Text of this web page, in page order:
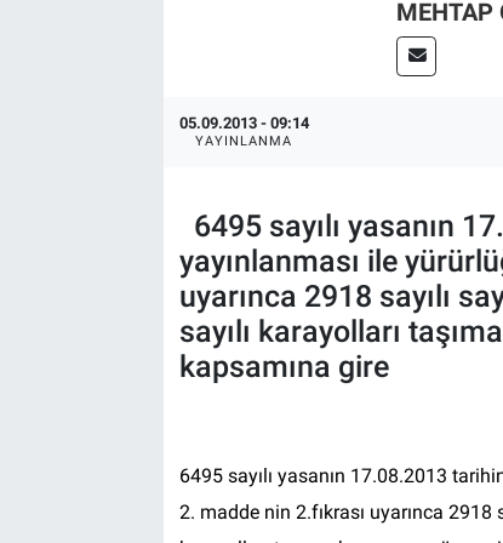
MEHTAP
05.09.2013 - 09:14
YAYINLANMA
6495 sayılı yasanın
yayınlanması ile
uyarınca 2918 sayılı
sayılı karayolları
kapsamına gire
6495 sayılı yasanın 17.08.2013
2. madde nin 2.fıkrası uyarınca 2918